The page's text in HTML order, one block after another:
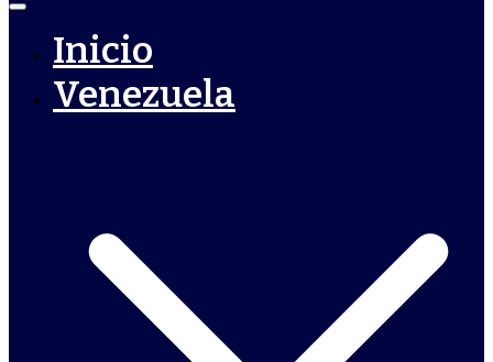
Inicio
Venezuela